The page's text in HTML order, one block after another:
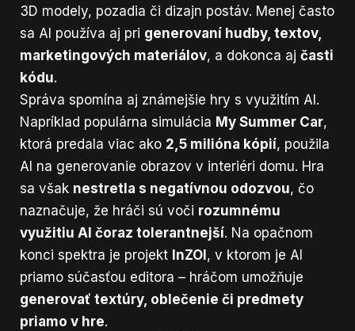
3D modely, pozadia či dizajn postáv. Menej často
sa AI používa aj pri generovaní hudby, textov,
marketingových materiálov, a dokonca aj časti
kódu.
Správa spomína aj známejšie hry s využitím AI.
Napríklad populárna simulácia My Summer Car,
ktorá predala viac ako 2,5 milióna kópií, použila
AI na generovanie obrazov v interiéri domu. Hra
sa však nestretla s negatívnou odozvou, čo
naznačuje, že hráči sú voči rozumnému
využitiu AI čoraz tolerantnejší. Na opačnom
konci spektra je projekt InZOI, v ktorom je AI
priamo súčasťou editora – hráčom umožňuje
generovať textúry, oblečenie či predmety
priamo v hre.